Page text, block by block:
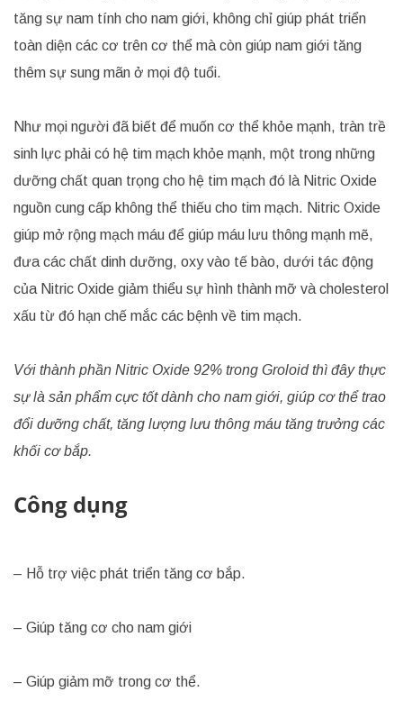
tăng sự nam tính cho nam giới, không chỉ giúp phát triển
toàn diện các cơ trên cơ thể mà còn giúp nam giới tăng
thêm sự sung mãn ở mọi độ tuổi.
Như mọi người đã biết để muốn cơ thể khỏe mạnh, tràn trề
sinh lực phải có hệ tim mạch khỏe mạnh, một trong những
dưỡng chất quan trọng cho hệ tim mạch đó là Nitric Oxide
nguồn cung cấp không thể thiếu cho tim mạch. Nitric Oxide
giúp mở rộng mạch máu để giúp máu lưu thông mạnh mẽ,
đưa các chất dinh dưỡng, oxy vào tế bào, dưới tác động
của Nitric Oxide giảm thiểu sự hình thành mỡ và cholesterol
xấu từ đó hạn chế mắc các bệnh về tim mạch.
Với thành phần Nitric Oxide 92% trong Groloid thì đây thực
sự là sản phẩm cực tốt dành cho nam giới, giúp cơ thể trao
đổi dưỡng chất, tăng lượng lưu thông máu tăng trưởng các
khối cơ bắp.
Công dụng
– Hỗ trợ việc phát triển tăng cơ bắp.
– Giúp tăng cơ cho nam giới
– Giúp giảm mỡ trong cơ thể.